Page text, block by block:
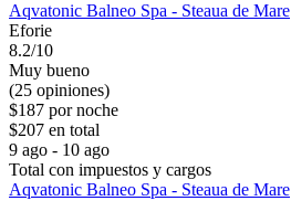
Aqvatonic Balneo Spa - Steaua de Mare
Eforie
8.2/10
Muy bueno
(25 opiniones)
$187 por noche
$207 en total
9 ago - 10 ago
Total con impuestos y cargos
Aqvatonic Balneo Spa - Steaua de Mare